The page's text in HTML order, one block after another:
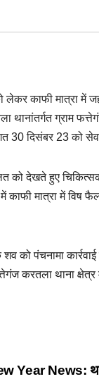
लेकर काफी मात्रा में
ग्राम फत्तेगंज
30 दिसंबर 23 को
को देखते हुए
में काफी मात्रा में
को पंचनामा
करतला थाना
Year News: